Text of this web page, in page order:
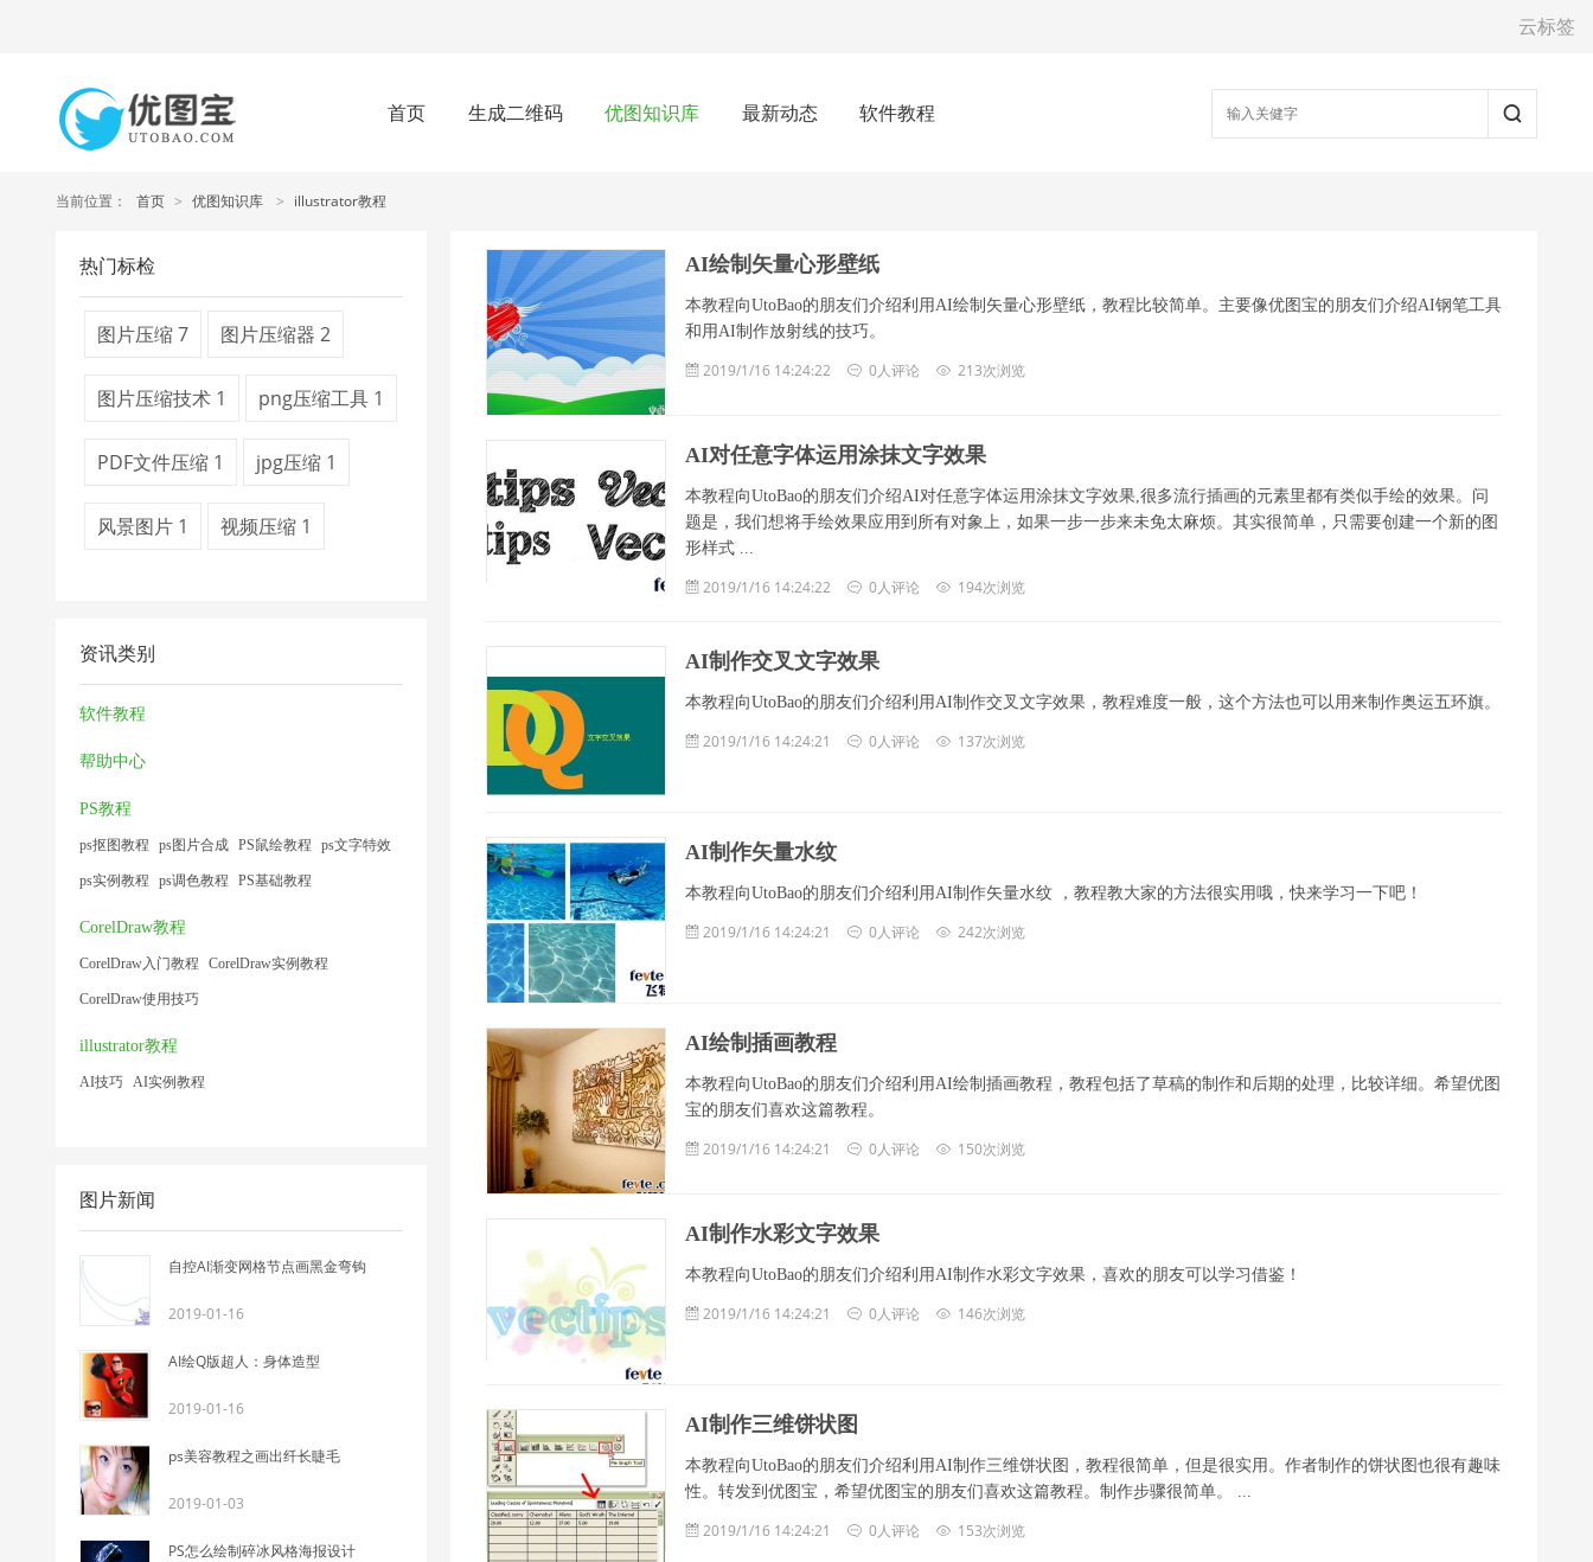
云标签
首页 生成二维码 优图知识库 最新动态 软件教程
当前位置： 首页 > 优图知识库 > illustrator教程
热门标检
图片压缩7 图片压缩器 2
图片压缩技术 1 png压缩工具 1
PDF文件压缩 1 jpg压缩 1
风景图片 1 视频压缩 1
资讯类别
软件教程
帮助中心
PS教程
ps抠图教程 ps图片合成 PS鼠绘教程 ps文字特效
ps实例教程 ps调色教程 PS基础教程
CorelDraw教程
CorelDraw入门教程 CorelDraw实例教程
CorelDraw使用技巧
illustrator教程
AI技巧 AI实例教程
图片新闻
自控AI渐变网格节点画黑金弯钩
2019-01-16
AI绘Q版超人：身体造型
2019-01-16
ps美容教程之画出纤长睫毛
2019-01-03
PS怎么绘制碎冰风格海报设计
AI绘制矢量心形壁纸
本教程向UtoBao的朋友们介绍利用AI绘制矢量心形壁纸，教程比较简单。主要像优图宝的朋友们介绍AI钢笔工具
和用AI制作放射线的技巧。
2019/1/16 14:24:22 0人评论 213次浏览
AI对任意字体运用涂抹文字效果
本教程向UtoBao的朋友们介绍AI对任意字体运用涂抹文字效果,很多流行插画的元素里都有类似手绘的效果。问
题是，我们想将手绘效果应用到所有对象上，如果一步一步来未免太麻烦。其实很简单，只需要创建一个新的图
形样式 ...
2019/1/16 14:24:22 0人评论 194次浏览
AI制作交叉文字效果
本教程向UtoBao的朋友们介绍利用AI制作交叉文字效果，教程难度一般，这个方法也可以用来制作奥运五环旗。
2019/1/16 14:24:21 0人评论 137次浏览
AI制作矢量水纹
本教程向UtoBao的朋友们介绍利用AI制作矢量水纹 ，教程教大家的方法很实用哦，快来学习一下吧！
2019/1/16 14:24:21 0人评论 242次浏览
AI绘制插画教程
本教程向UtoBao的朋友们介绍利用AI绘制插画教程，教程包括了草稿的制作和后期的处理，比较详细。希望优图
宝的朋友们喜欢这篇教程。
2019/1/16 14:24:21 0人评论 150次浏览
AI制作水彩文字效果
本教程向UtoBao的朋友们介绍利用AI制作水彩文字效果，喜欢的朋友可以学习借鉴！
2019/1/16 14:24:21 0人评论 146次浏览
AI制作三维饼状图
本教程向UtoBao的朋友们介绍利用AI制作三维饼状图，教程很简单，但是很实用。作者制作的饼状图也很有趣味
性。转发到优图宝，希望优图宝的朋友们喜欢这篇教程。制作步骤很简单。 ...
2019/1/16 14:24:21 0人评论 153次浏览